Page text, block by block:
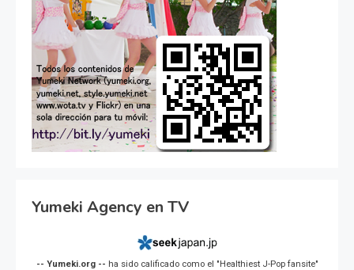
Yumeki Agency en TV
-- Yumeki.org -- ha sido calificado como el "Healthiest J-Pop fansite"